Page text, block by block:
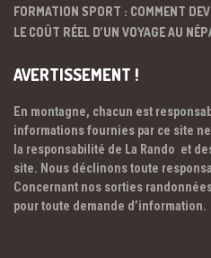
FORMATION SPORT : COMMENT
LE COÛT RÉEL D’UN VOYAGE AU
AVERTISSEMENT !
En montagne, chacun est
informations fournies par ce site
la responsabilité de La Rando et
site. Nous déclinons toute
Concernant nos sorties
pour toute demande d’information.